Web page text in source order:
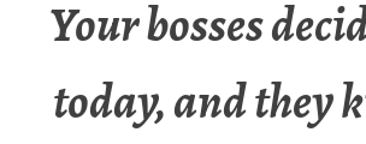
Your bosses
today, and they